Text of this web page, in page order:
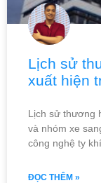
Lịch sử
xuất hiện
Lịch sử thương
và nhóm xe
công nghệ ty
ĐỌC THÊM »